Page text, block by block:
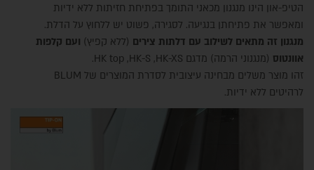
הטיפ-און הינו מנגנון מכאני התומך בפתיחת חזיתות ללא ידיות
ומאפשר את פתיחתן בנגיעה. לסגירה, פשוט יש ללחוץ על הדלת.
מנגנון זה מתאים לשילוב עם דלתות צירים (ללא קפיץ) ועם קלפות
אוונטוס (מנגנוני הרמה) מדגם HK top ,HK-S ,HK-XS.
זהו מוצר משלים מבחינה עיצובית לסדרת המוצרים של BLUM
לרהיטים ללא ידיות.